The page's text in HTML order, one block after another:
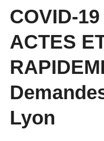
COVID-
ACTES
Lyon